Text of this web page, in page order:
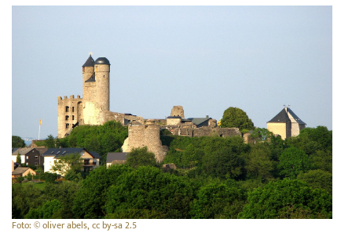
Foto: © oliver abels, cc by-sa 2.5